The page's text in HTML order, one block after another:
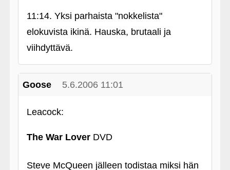
11:14. Yksi parhaista "nokkelista"
elokuvista ikinä. Hauska, brutaali ja
viihdyttävä.
Goose 5.6.2006 11:01
Leacock:
The War LoverDVD
Steve McQueen jälleen todistaa miksi hän